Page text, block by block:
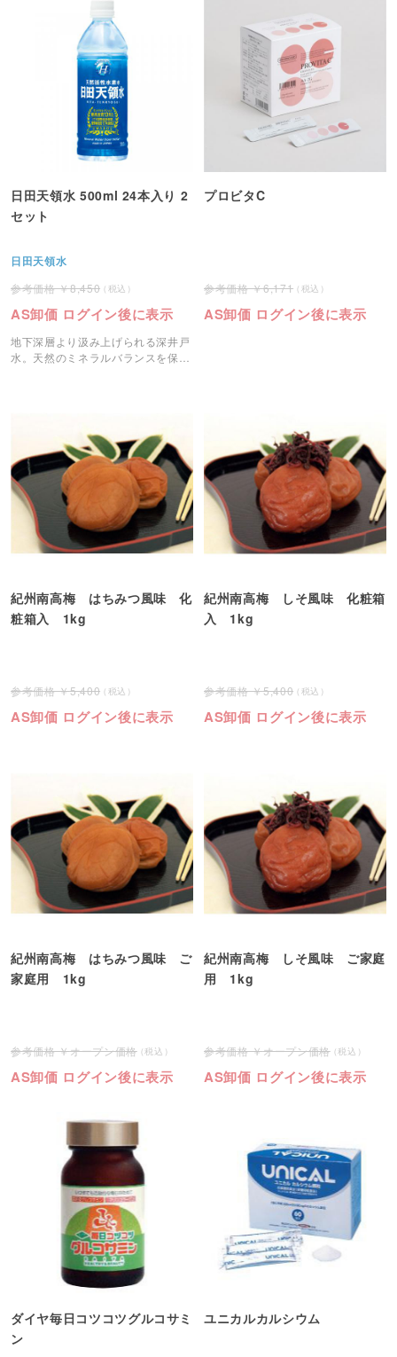
日田天領水 500ml 24本入り 2
セット
日田天領水
8,450
AS卸価 ログイン後に表示
地下深層より汲み上げられる深井戸
水。天然のミネラルバランスを保っ
プロビタC
6,171
AS卸価 ログイン後に表示
紀州南高梅 はちみつ風味 化
粧箱入 1kg
5,400
AS卸価 ログイン後に表示
紀州南高梅 しそ風味 化粧箱
入 1kg
5,400
AS卸価 ログイン後に表示
紀州南高梅 はちみつ風味 ご
家庭用 1kg
オープン価格
AS卸価 ログイン後に表示
紀州南高梅 しそ風味 ご家庭
用 1kg
オープン価格
AS卸価 ログイン後に表示
ダイヤ毎日コツコツグルコサミ
ン
ユニカルカルシウム